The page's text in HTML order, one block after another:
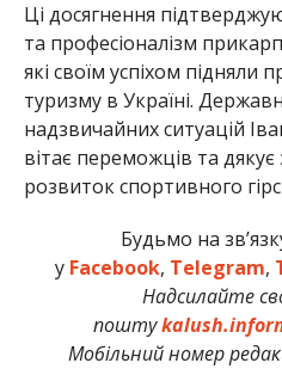
Ці досягнення
та професіоналізм
які своїм успіхом підняли
туризму в Україні.
надзвичайних ситуацій
вітає переможців та дякує
розвиток спортивного
Будьмо на
у Facebook, Telegram,
Надсилайте
пошту
Мобільний номер